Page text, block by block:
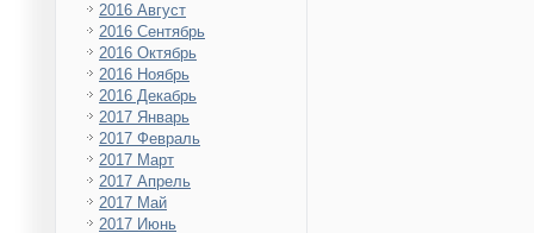
2016 Август
2016 Сентябрь
2016 Октябрь
2016 Ноябрь
2016 Декабрь
2017 Январь
2017 Февраль
2017 Март
2017 Апрель
2017 Май
2017 Июнь